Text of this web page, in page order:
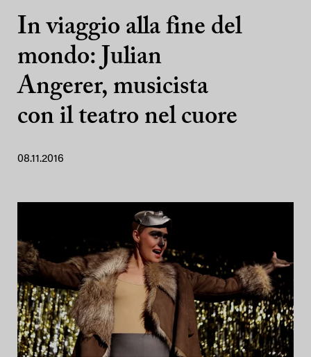
In viaggio alla fine del
mondo: Julian
Angerer, musicista
con il teatro nel cuore
08.11.2016